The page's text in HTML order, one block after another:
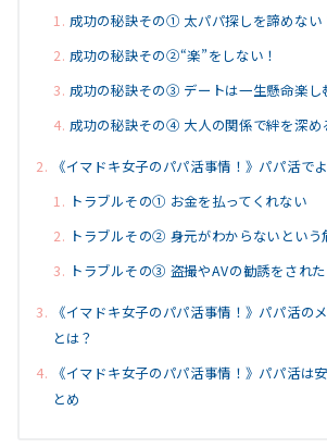
成功の秘訣その① 太パパ探しを諦めない
成功の秘訣その②“楽”をしない！
成功の秘訣その③ デートは一生懸命楽し
成功の秘訣その④ 大人の関係で絆を深め
《イマドキ女子のパパ活事情！》パパ活で
トラブルその① お金を払ってくれない
トラブルその② 身元がわからないという
トラブルその③ 盗撮やAVの勧誘をされた
《イマドキ女子のパパ活事情！》パパ活の
とは？
《イマドキ女子のパパ活事情！》パパ活は
とめ